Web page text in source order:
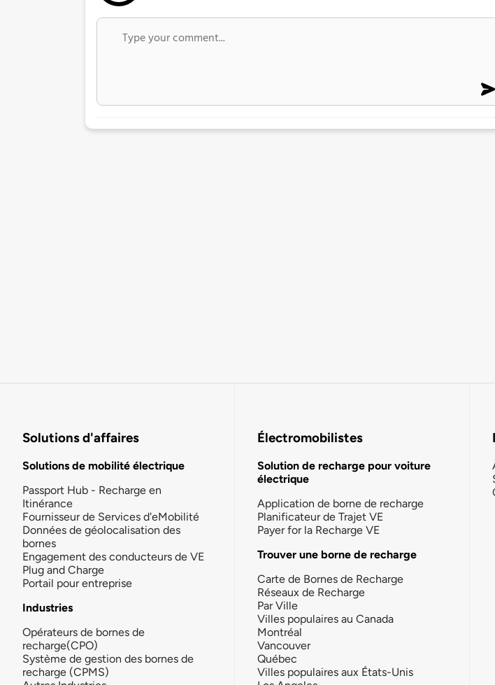
Solutions d'affaires
Solutions de mobilité électrique
Passport Hub - Recharge en
Itinérance
Fournisseur de Services d'eMobilité
Données de géolocalisation des
bornes
Engagement des conducteurs de VE
Plug and Charge
Portail pour entreprise
Industries
Opérateurs de bornes de
recharge(CPO)
Système de gestion des bornes de
recharge (CPMS)
Électromobilistes
Solution de recharge pour voiture
électrique
Application de borne de recharge
Planificateur de Trajet VE
Payer for la Recharge VE
Trouver une borne de recharge
Carte de Bornes de Recharge
Réseaux de Recharge
Par Ville
Villes populaires au Canada
Montréal
Vancouver
Québec
Villes populaires aux États-Unis